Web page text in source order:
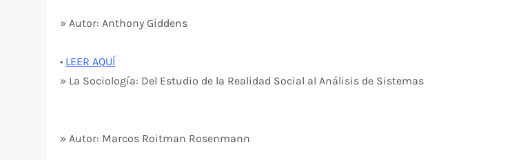
» Autor: Anthony Giddens
• LEER AQUÍ
» La Sociología: Del Estudio de la Realidad Social al Análisis de Sistemas
» Autor: Marcos Roitman Rosenmann